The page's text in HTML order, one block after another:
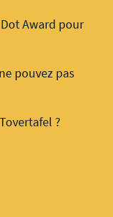
Award pour
pouvez pas
?